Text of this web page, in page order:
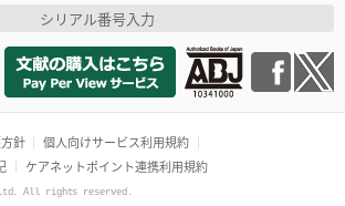
シリアル番号入力
針
個人向けサービス利用規約
ケアネットポイント連携利用規約
Ltd. All rights reserved.